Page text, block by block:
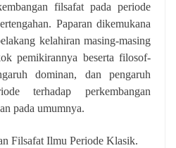
filsafat pada periode
Paparan dikemukana
kelahiran masing-masing
pemikirannya beserta filosof-
dominan, dan pengaruh
terhadap perkembangan
pada umumnya.
Filsafat Ilmu Periode Klasik.